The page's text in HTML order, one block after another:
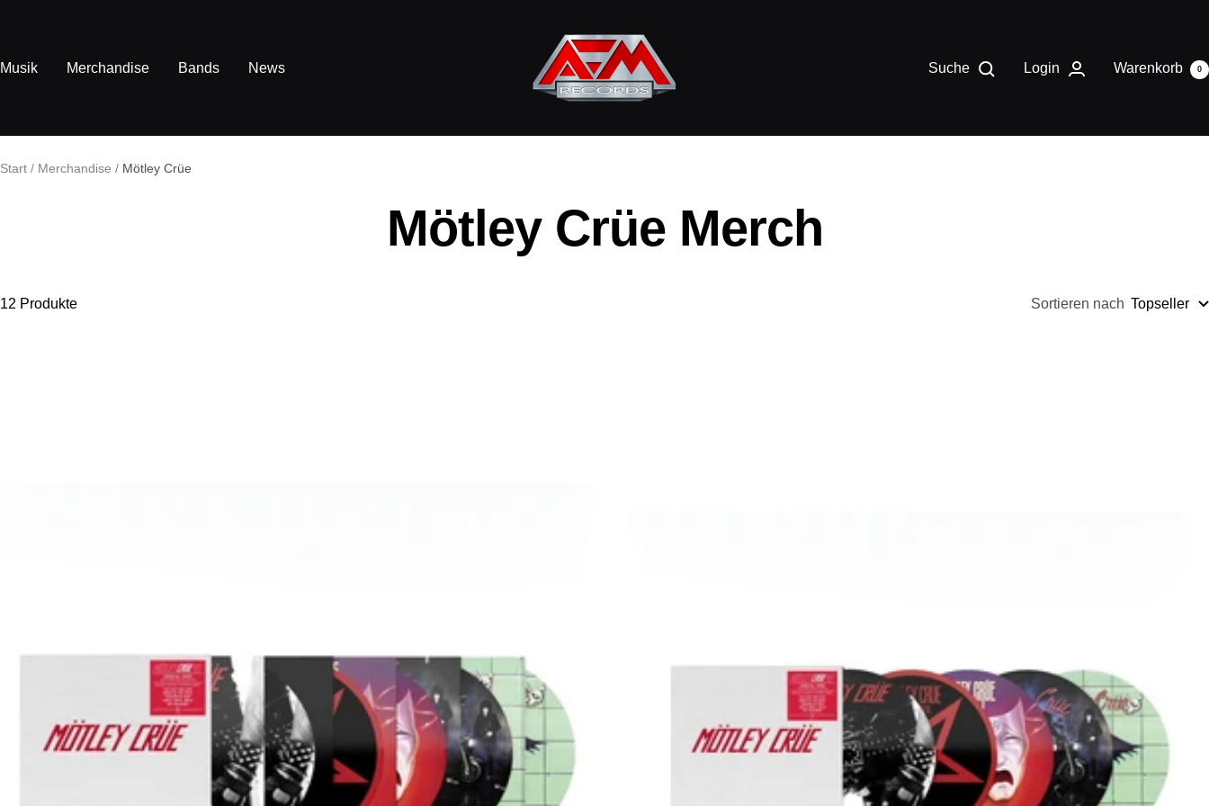
Inhalt
Musik Merchandise Bands News
Records
Suche Login Warenkorb 0
Start Merchandise Mötley Crüe
Mötley Crüe Merch
12 Produkte Sortieren nach Topseller